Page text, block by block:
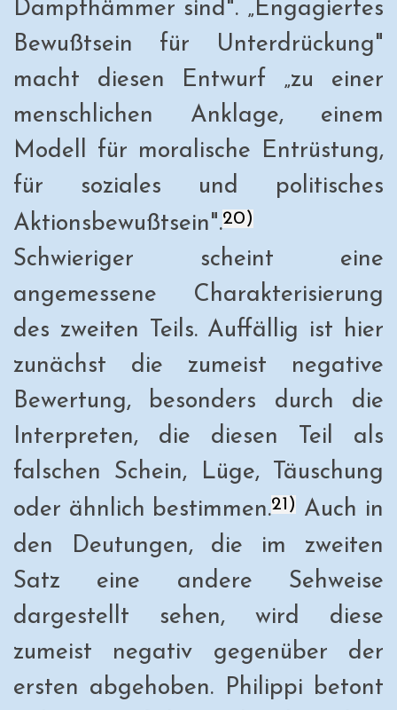
Dampfhämmer sind". „Engagiertes
Bewußtsein für Unterdrückung"
macht diesen Entwurf „zu einer
menschlichen Anklage, einem
Modell für moralische Entrüstung,
für soziales und politisches
Aktionsbewußtsein".20)
Schwieriger scheint eine
angemessene Charakterisierung
des zweiten Teils. Auffällig ist hier
zunächst die zumeist negative
Bewertung, besonders durch die
Interpreten, die diesen Teil als
falschen Schein, Lüge, Täuschung
oder ähnlich bestimmen.21) Auch in
den Deutungen, die im zweiten
Satz eine andere Sehweise
dargestellt sehen, wird diese
zumeist negativ gegenüber der
ersten abgehoben. Philippi betont